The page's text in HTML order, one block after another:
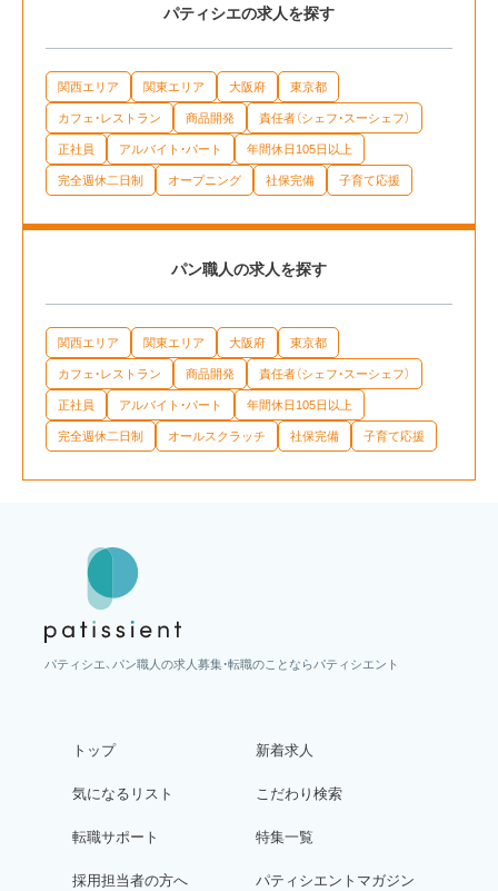
パティシエの求人を探す
関西エリア 関東エリア 大阪府 東京都
カフェ・レストラン 商品開発 責任者（シェフ・スーシェフ）
正社員 アルバイト・パート 年間休日105日以上
完全週休二日制 オープニング 社保完備 子育て応援
パン職人の求人を探す
関西エリア 関東エリア 大阪府 東京都
カフェ・レストラン 商品開発 責任者（シェフ・スーシェフ）
正社員 アルバイト・パート 年間休日105日以上
完全週休二日制 オールスクラッチ 社保完備 子育て応援
パティシエ、パン職人の求人募集・転職のことならパティシエント
トップ
気になるリスト
転職サポート
採用担当者の方へ
新着求人
こだわり検索
特集一覧
パティシエントマガジン